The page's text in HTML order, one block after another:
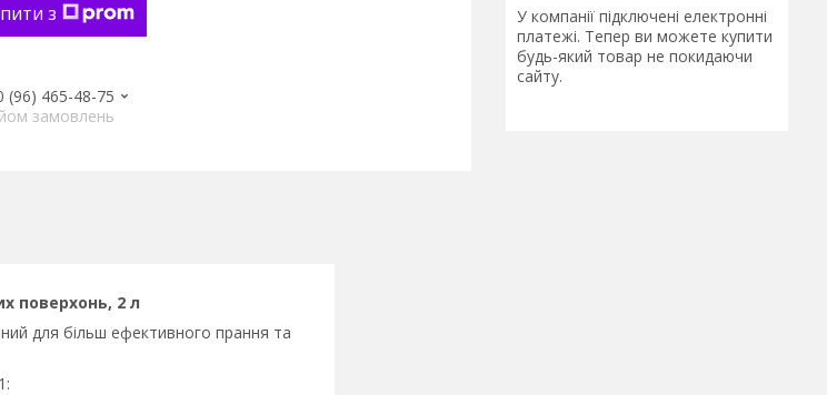
з
(96) 465-48-75
замовлень
У компанії підключені електронні
платежі. Тепер ви можете купити
будь-який товар не покидаючи
сайту.
поверхонь, 2 л
для більш ефективного прання та